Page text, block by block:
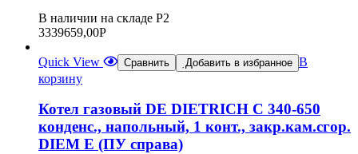
В наличии на складе Р2
3339659,00Р
Quick View Сравнить Добавить в избранное В
корзину
Котел газовый DE DIETRICH C 340-650
конденс., напольный, 1 конт., закр.кам.сгор.
DIEM E (ПУ справа)